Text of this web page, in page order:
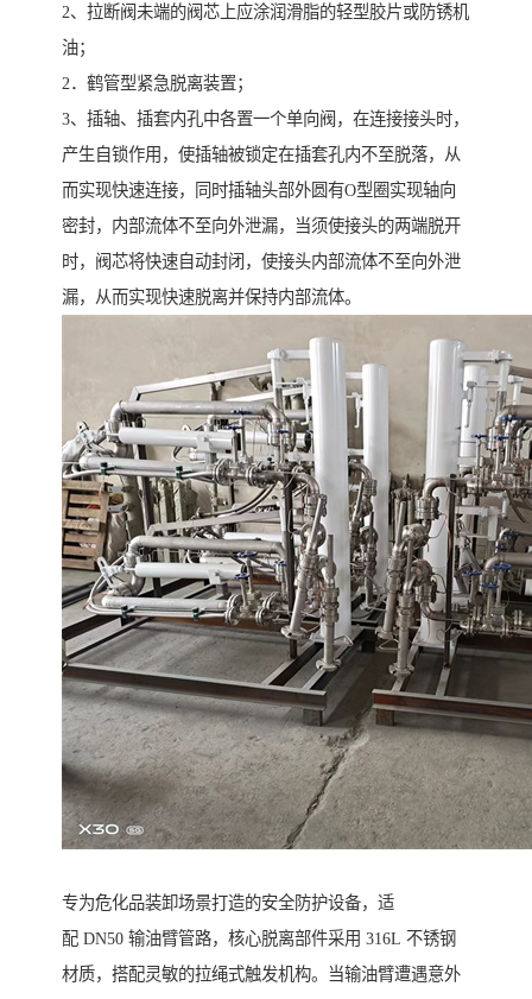
2、拉断阀未端的阀芯上应涂润滑脂的轻型胶片或防锈机
油；
2．鹤管型紧急脱离装置；
3、插轴、插套内孔中各置一个单向阀，在连接接头时，
产生自锁作用，使插轴被锁定在插套孔内不至脱落，从
而实现快速连接，同时插轴头部外圆有O型圈实现轴向
密封，内部流体不至向外泄漏，当须使接头的两端脱开
时，阀芯将快速自动封闭，使接头内部流体不至向外泄
漏，从而实现快速脱离并保持内部流体。
专为危化品装卸场景打造的安全防护设备，适
配 DN50 输油臂管路，核心脱离部件采用 316L 不锈钢
材质，搭配灵敏的拉绳式触发机构。当输油臂遭遇意外